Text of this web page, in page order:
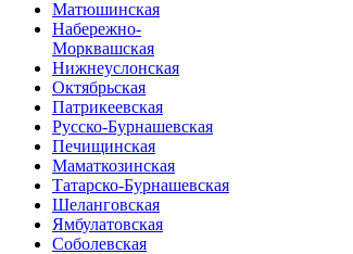
Матюшинская
Набережно-
Морквашская
Нижнеуслонская
Октябрьская
Патрикеевская
Русско-Бурнашевская
Печищинская
Маматкозинская
Татарско-Бурнашевская
Шеланговская
Ямбулатовская
Соболевская